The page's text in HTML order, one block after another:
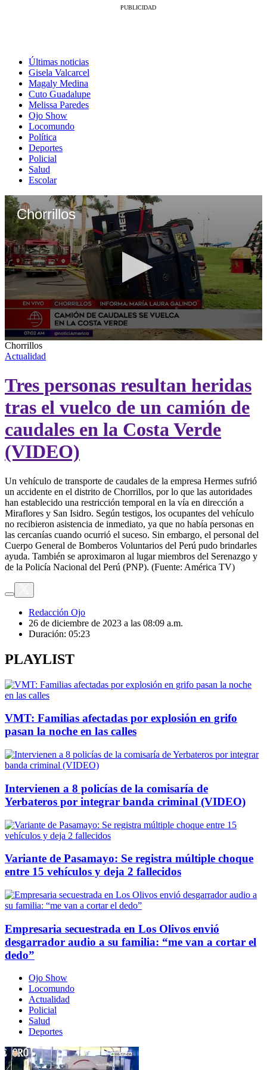
Últimas noticias
Gisela Valcarcel
Magaly Medina
Cuto Guadalupe
Melissa Paredes
Ojo Show
Locomundo
Política
Deportes
Policial
Salud
Escolar
Chorrillos
0
seconds
of
minutes,
23
seconds
Chorrillos
Actualidad
Tres personas resultan heridas
tras el vuelco de un camión de
caudales en la Costa Verde
(VIDEO)
Un vehículo de transporte de caudales de la empresa Hermes sufrió
un accidente en el distrito de Chorrillos, por lo que las autoridades
han establecido una restricción temporal en la vía en dirección a
Miraflores y San Isidro. Según testigos, los ocupantes del vehículo
no recibieron asistencia de inmediato, ya que no había personas en
las cercanías cuando ocurrió el suceso. Sin embargo, el personal del
Cuerpo General de Bomberos Voluntarios del Perú pudo brindarles
ayuda. También se aproximaron al lugar miembros del Serenazgo y
de la Policía Nacional del Perú (PNP). (Fuente: América TV)
Redacción Ojo
26 de diciembre de 2023 a las 08:09 a.m.
Duración: 05:23
PLAYLIST
VMT: Familias afectadas por explosión en grifo
pasan la noche en las calles
Intervienen a 8 policías de la comisaría de
Yerbateros por integrar banda criminal (VIDEO)
Variante de Pasamayo: Se registra múltiple choque
entre 15 vehículos y deja 2 fallecidos
Empresaria secuestrada en Los Olivos envió
desgarrador audio a su familia: “me van a cortar el
dedo”
Ojo Show
Locomundo
Actualidad
Policial
Salud
Deportes